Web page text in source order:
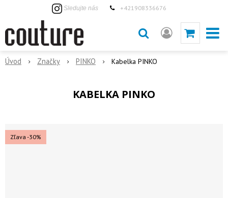
Sledujte nás +421908336676
Úvod Značky PINKO Kabelka PINKO
KABELKA PINKO
Zľava -30%